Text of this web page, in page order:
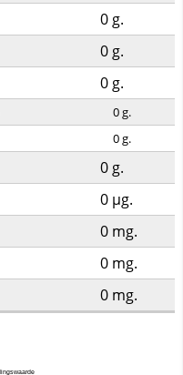
0 g.
0 g.
0 g.
0g.
0g.
0 g.
0 µg.
0 mg.
0 mg.
0 mg.